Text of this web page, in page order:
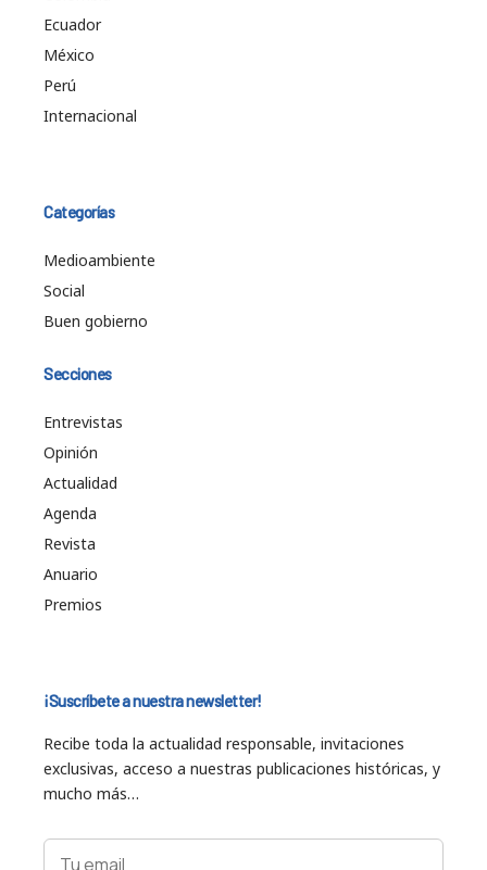
Ecuador
México
Perú
Internacional
Categorías
Medioambiente
Social
Buen gobierno
Secciones
Entrevistas
Opinión
Actualidad
Agenda
Revista
Anuario
Premios
¡Suscríbete a nuestra newsletter!
Recibe toda la actualidad responsable, invitaciones
exclusivas, acceso a nuestras publicaciones históricas, y
mucho más…